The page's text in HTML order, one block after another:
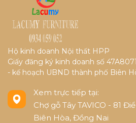
Hộ kinh doanh Nội thất HPP
Giấy đăng ký kinh doanh số
- kế hoạch UBND thành phố Biên
Xem trực tiếp tại:
Chợ gỗ Tây TAVICO - 81
Biên Hòa, Đồng Nai